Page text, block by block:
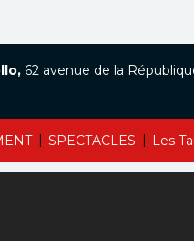
| SPECTACLES | Les
62 avenue de la